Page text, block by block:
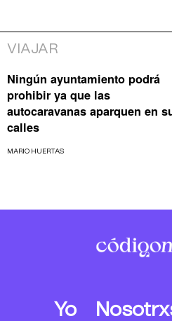
VIAJAR
Ningún ayuntamiento podrá
prohibir ya que las
autocaravanas aparquen en
calles
MARIO HUERTAS
Yo